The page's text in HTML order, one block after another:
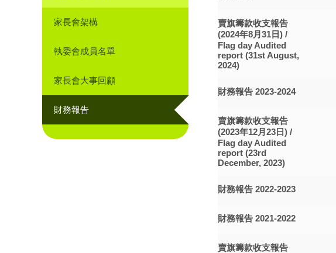
家長會架構
執委會成員名單
家長會大事回顧
財務報告
賣旗籌款收支報告
(2024年8月31日) /
Flag day Audited
report (31st August,
2024)
財務報告 2023-2024
賣旗籌款收支報告
(2023年12月23日) /
Flag day Audited
report (23rd
December, 2023)
財務報告 2022-2023
財務報告 2021-2022
賣旗籌款收支報告